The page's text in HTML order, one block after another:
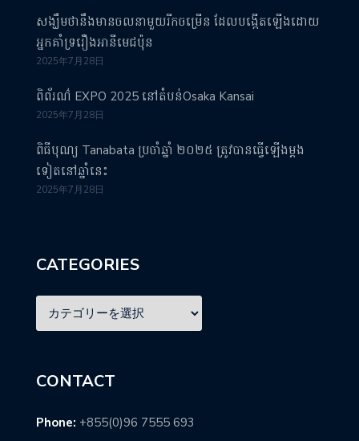
សង្ឃឹមថានឹងមានចលនាមួយរីកចម្រើន ដែលបង្កើតឡើងដោយ
អ្នកគាំទ្ររឿងអានីមេជប៉ុន
2025年7月28日
ពិព័រណ៌ EXPO 2025 នៅតំបន់Osaka Kansai
2025年7月28日
ពិធីបុណ្យ Tanabata ប្រចាំឆ្នាំ ២០២៥ ត្រូវបានធ្វើឡើងម្តង
ទៀតនៅឆ្នាំនេះ
2025年7月28日
CATEGORIES
CONTACT
Phone: +855(0)96 7555 693